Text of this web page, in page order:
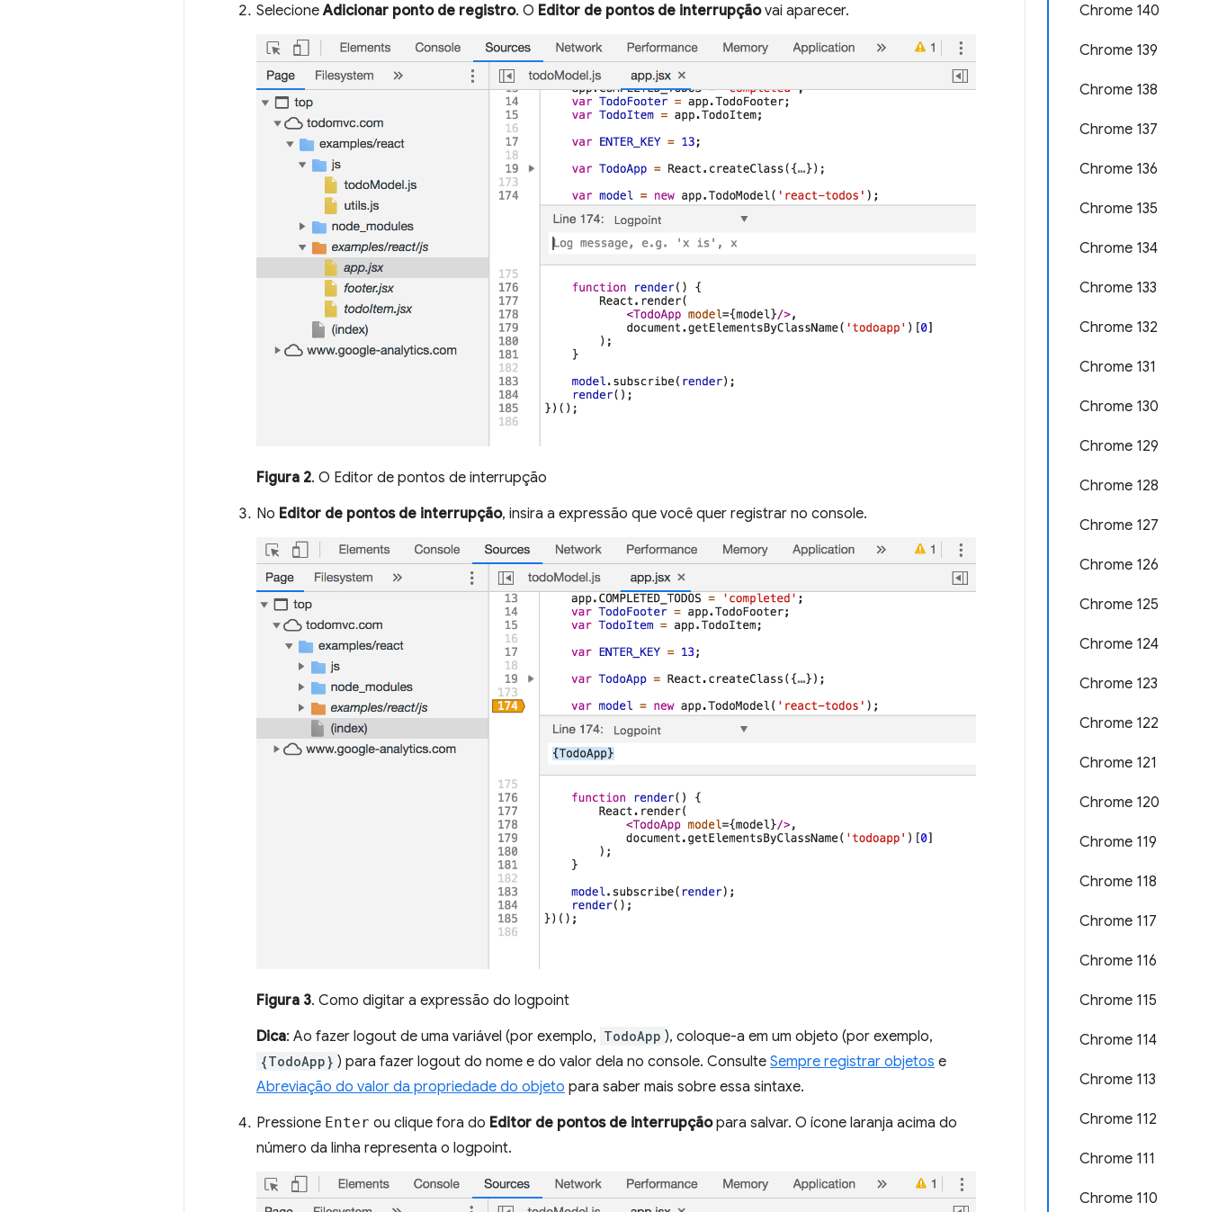
Chrome 140
Chrome 139
Chrome 138
Chrome 137
Chrome 136
Chrome 135
Chrome 134
Chrome 133
Chrome 132
Chrome 131
Chrome 130
Chrome 129
Chrome 128
Chrome 127
Chrome 126
Chrome 125
Chrome 124
Chrome 123
Chrome 122
Chrome 121
Chrome 120
Chrome 119
Chrome 118
Chrome 117
Chrome 116
Chrome 115
Chrome 114
Chrome 113
Chrome 112
Chrome 111
Chrome 110
SelecioneAdicionar ponto de registro. O Editor de pontos de interrupçãovai aparecer.
Figura 2. O Editor de pontos de interrupção
No Editor de pontos de interrupção, insira a expressão que você quer registrar no console.
Figura 3. Como digitar a expressão do logpoint
Dica: Ao fazer logout de uma variável (por exemplo, TodoApp ), coloque-a em um objeto (por exemplo,
{TodoApp} ) para fazer logout do nome e do valor dela no console. Consulte Sempre registrar objetos e
Abreviação do valor da propriedade do objeto para saber mais sobre essa sintaxe.
Pressione Enter ou clique fora do Editor de pontos de interrupçãopara salvar. O ícone laranja acima do
número da linha representa o logpoint.